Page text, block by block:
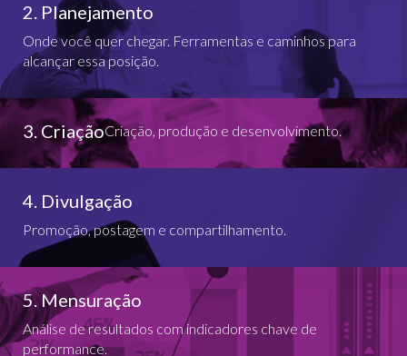
2. Planejamento
Onde você quer chegar. Ferramentas e caminhos para
alcançar essa posição.
3. CriaçãoCriação, produção e desenvolvimento.
4. Divulgação
Promoção, postagem e compartilhamento.
5. Mensuração
Análise de resultados com indicadores chave de
performance.